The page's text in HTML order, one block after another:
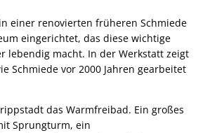
einer renovierten früheren Schmiede
eingerichtet, das diese wichtige
lebendig macht. In der Werkstatt zeigt
Schmiede vor 2000 Jahren gearbeitet
das Warmfreibad. Ein großes
Sprungturm, ein